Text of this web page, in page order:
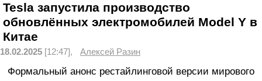
Tesla запустила производство
обновлённых электромобилей Model Y в
Китае
18.02.2025 [12:47], Алексей Разин
Формальный анонс рестайлинговой версии мирового